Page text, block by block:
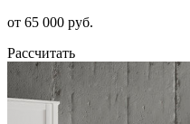
от 65 000 руб.
Рассчитать